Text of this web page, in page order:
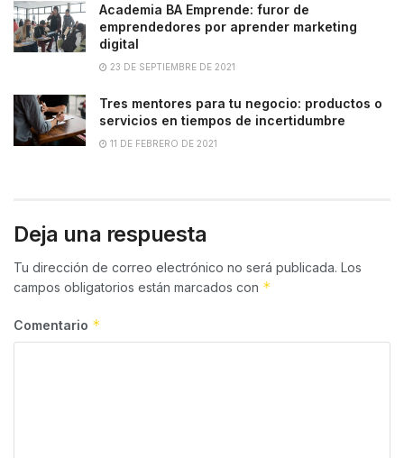
Academia BA Emprende: furor de
emprendedores por aprender marketing
digital
23 DE SEPTIEMBRE DE 2021
Tres mentores para tu negocio: productos o
servicios en tiempos de incertidumbre
11 DE FEBRERO DE 2021
Deja una respuesta
Tu dirección de correo electrónico no será publicada. Los
campos obligatorios están marcados con *
Comentario *